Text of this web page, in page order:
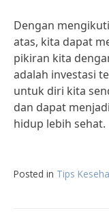
Dengan
atas, kita dapat
pikiran kita
adalah investasi
untuk diri kita
dan dapat
hidup lebih sehat.
Posted in Tips